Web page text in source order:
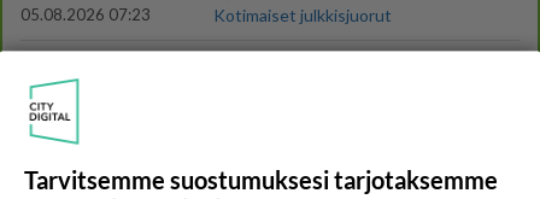
05.08.2026 07:23
Kotimaiset julkkisjuorut
06.08.2026 09:02
Mitä töitä kaivattusi on tehnyt?
😅
1061
Tarvitsemme suostumuksesi tarjotaksemme